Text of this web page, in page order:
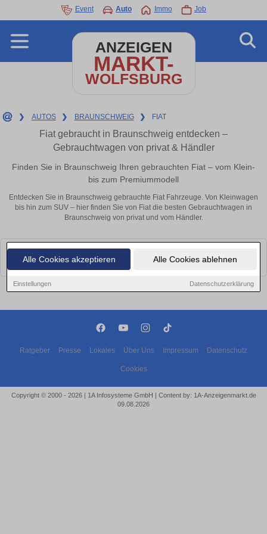
Alle Cookies akzeptieren Alle Cookies ablehnen
Einstellungen Datenschutzerklärung
Event Auto Immo Job
ANZEIGEN
MARKT-
WOLFSBURG
❯ AUTOS ❯ BRAUNSCHWEIG ❯ FIAT
Fiat gebraucht in Braunschweig entdecken –
Gebrauchtwagen von privat & Händler
Finden Sie in Braunschweig Ihren gebrauchten Fiat – vom Klein-
bis zum Premiummodell
Entdecken Sie in Braunschweig gebrauchte Fiat Fahrzeuge. Von Kleinwagen
bis hin zum SUV – hier finden Sie von Fiat die besten Gebrauchtwagen in
Braunschweig von privat und vom Händler.
Leider konnten wir derzeit keine passenden Autos finden. Schauen Sie
bald wieder vorbei!
Ratgeber Presse Lokales Über Uns Impressum Datenschutz
Cookies
Copyright © 2000 - 2026 | 1A Infosysteme GmbH | Content by: 1A-Anzeigenmarkt.de
09.08.2026